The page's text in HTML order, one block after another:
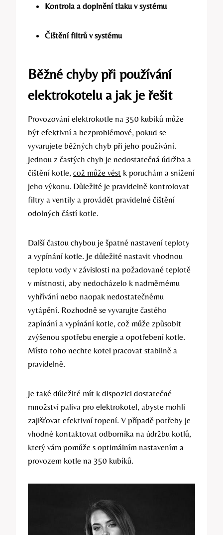
Kontrola a doplnění tlaku v systému
Čištění filtrů v systému
Běžné chyby ⁣při používání
elektrokotelu⁤ a jak ‌je řešit
Provozování elektrokotle na 350 ⁢kubíků může
být efektivní a bezproblémové, pokud se
vyvarujete běžných chyb při jeho používání.
Jednou⁤ z častých chyb je nedostatečná údržba a
‌čištění kotle, což může vést ​ k⁤ poruchám a snížení
jeho výkonu. ​Důležité je​ pravidelně kontrolovat
filtry ⁣a ventily a provádět pravidelné čištění
odolných ⁣částí ‍kotle.
Další častou chybou je špatné nastavení teploty
a vypínání kotle. Je důležité nastavit vhodnou
teplotu vody v závislosti na požadované teplotě
v místnosti, aby nedocházelo k nadměrnému
vyhřívání nebo naopak nedostatečnému
vytápění. Rozhodně se ⁢vyvarujte častého
zapínání a vypínání kotle, což může způsobit
zvýšenou spotřebu energie a opotřebení kotle.‍
Místo toho nechte kotel pracovat stabilně‍ a
pravidelně.
Je také důležité⁢ mít ​k​ dispozici dostatečné
množství paliva pro elektrokotel, ‌abyste mohli
zajišťovat efektivní topení. V‌ případě potřeby je
vhodné kontaktovat odborníka na údržbu⁤ kotlů,
který ‍vám pomůže s optimálním ​nastavením ‍a
⁤provozem kotle na ‌350 kubíků.